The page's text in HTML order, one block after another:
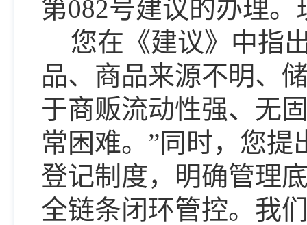
第082号建议的办理
您在《建议》中指
品、商品来源不明、
于商贩流动性强、无
常困难。”同时，您
登记制度，明确管理
全链条闭环管控。我